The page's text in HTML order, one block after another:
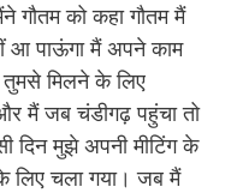
गौतम को कहा गौतम मैं
आ पाऊंगा मैं अपने काम
मिलने के लिए
मैं जब चंडीगढ़ पहुंचा तो
दिन मुझे अपनी मीटिंग के
लिए चला गया। जब मैं